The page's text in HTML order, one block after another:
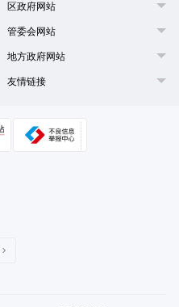
区政府网站
管委会网站
地方政府网站
友情链接